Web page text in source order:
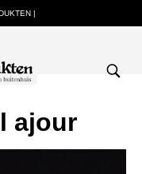
|
ajour